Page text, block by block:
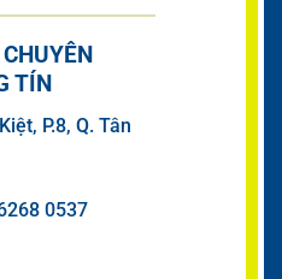
TÍN
P.8, Q. Tân
0537